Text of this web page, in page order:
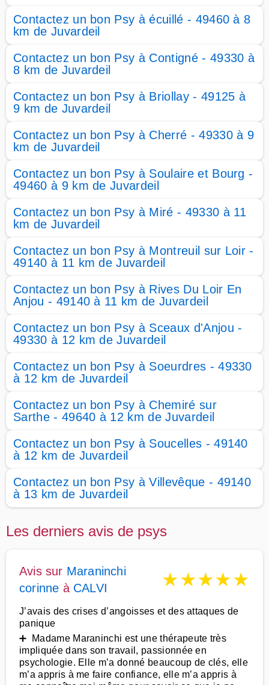
Contactez un bon Psy à écuillé - 49460 à 8
km de Juvardeil
Contactez un bon Psy à Contigné - 49330 à
8 km de Juvardeil
Contactez un bon Psy à Briollay - 49125 à
9 km de Juvardeil
Contactez un bon Psy à Cherré - 49330 à 9
km de Juvardeil
Contactez un bon Psy à Soulaire et Bourg -
49460 à 9 km de Juvardeil
Contactez un bon Psy à Miré - 49330 à 11
km de Juvardeil
Contactez un bon Psy à Montreuil sur Loir -
49140 à 11 km de Juvardeil
Contactez un bon Psy à Rives Du Loir En
Anjou - 49140 à 11 km de Juvardeil
Contactez un bon Psy à Sceaux d'Anjou -
49330 à 12 km de Juvardeil
Contactez un bon Psy à Soeurdres - 49330
à 12 km de Juvardeil
Contactez un bon Psy à Chemiré sur
Sarthe - 49640 à 12 km de Juvardeil
Contactez un bon Psy à Soucelles - 49140
à 12 km de Juvardeil
Contactez un bon Psy à Villevêque - 49140
à 13 km de Juvardeil
Les derniers avis de psys
Avis sur Maraninchi
corinne à CALVI ★★★★★
J’avais des crises d’angoisses et des attaques de
panique
➕ Madame Maraninchi est une thérapeute très
impliquée dans son travail, passionnée en
psychologie. Elle m’a donné beaucoup de clés, elle
m’a appris à me faire confiance, elle m’a appris à